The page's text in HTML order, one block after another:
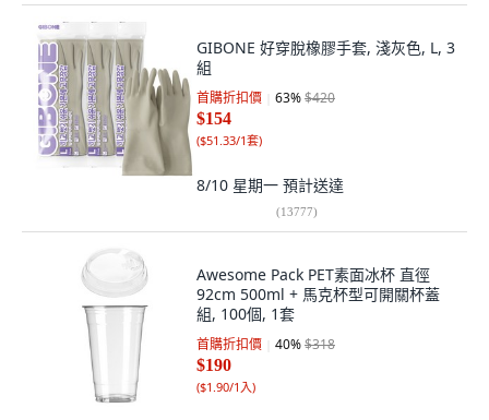
GIBONE 好穿脫橡膠手套, 淺灰色, L, 3
組
首購折扣價 63%$420
$154
($51.33/1套)
8/10 星期一 預計送達
(13777)
Awesome Pack PET素面冰杯 直徑
92cm 500ml + 馬克杯型可開關杯蓋
組, 100個, 1套
首購折扣價 40%$318
$190
($1.90/1入)